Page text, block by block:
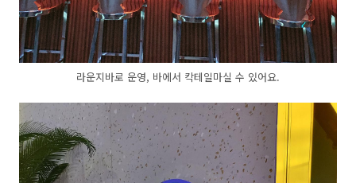
라운지바로 운영, 바에서 칵테일마실 수 있어요.